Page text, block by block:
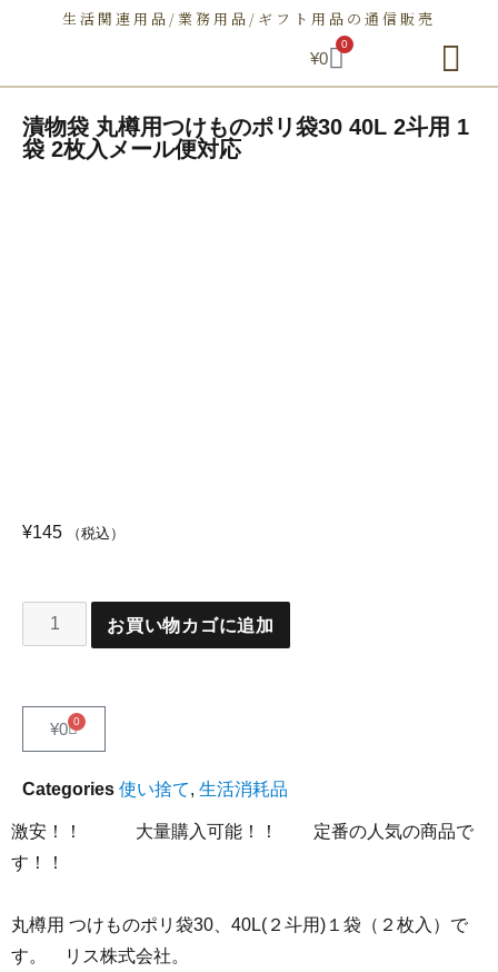
生活関連用品/業務用品/ギフト用品の通信販売
¥0
0
漬物袋 丸樽用つけものポリ袋30 40L 2斗用 1
袋 2枚入メール便対応
¥145 （税込）
お買い物カゴに追加
¥0 0
Categories 使い捨て, 生活消耗品
激安！！ 大量購入可能！！ 定番の人気の商品で
す！！
丸樽用 つけものポリ袋30、40L(２斗用)１袋（２枚入）で
す。 リス株式会社。